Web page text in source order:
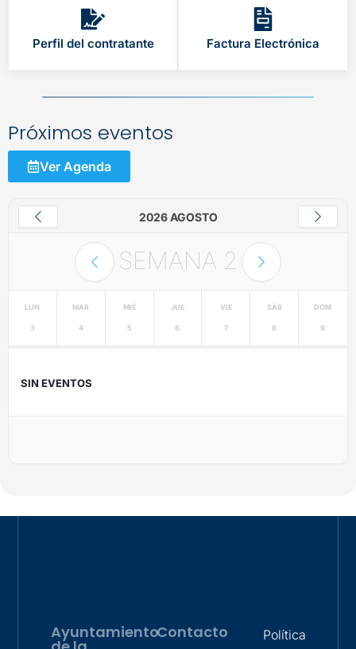
Perfil del contratante Factura Electrónica
Próximos eventos
Ver Agenda
2026 AGOSTO
SEMANA 2
LUN
3
MAR
4
MIÉ
5
JUE
6
VIE
7
SÁB
8
DOM
9
SIN EVENTOS
AyuntamientoContacto
Política